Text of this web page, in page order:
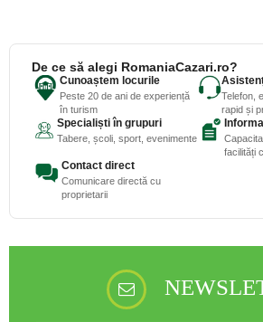
De ce să alegi RomaniaCazari.ro?
Cunoaștem locurile
Peste 20 de ani de experiență
în turism
Telefon,
rapid și
Specialiști în grupuri
Tabere, școli, sport, evenimente
facilități
Contact direct
Comunicare directă cu
proprietarii